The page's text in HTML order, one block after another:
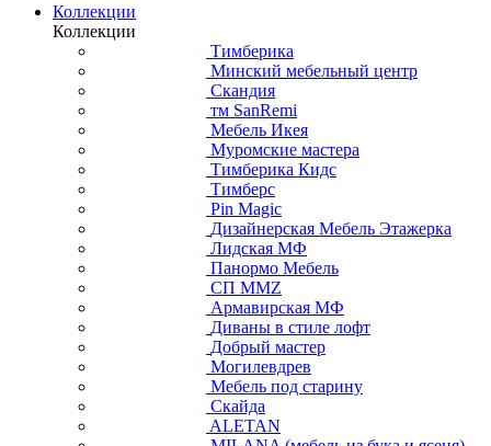
Коллекции
Коллекции
Тимберика
Минский мебельный центр
Скандия
тм SanRemi
Мебель Икея
Муромские мастера
Тимберика Кидс
Тимберс
Pin Magic
Дизайнерская Мебель Этажерка
Лидская МФ
Панормо Мебель
СП ММZ
Армавирская МФ
Диваны в стиле лофт
Добрый мастер
Могилевдрев
Мебель под старину
Скайда
ALETAN